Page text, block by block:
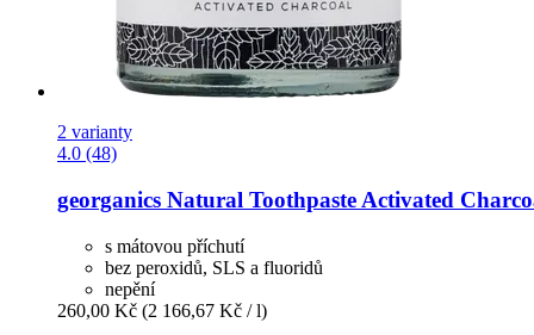
2 varianty
4.0 (48)
georganics Natural Toothpaste Activated
s mátovou příchutí
bez peroxidů, SLS a fluoridů
nepění
260,00 Kč (2 166,67 Kč / l)